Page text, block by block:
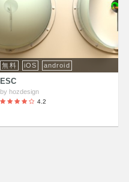
無料 iOS android
ESC
by hozdesign
4.2